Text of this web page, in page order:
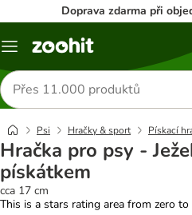
Doprava zdarma při
Menu
Hledat
produkty
Psi Hračky & sport Pískací
Hračka pro psy -
pískátkem
cca 17 cm
This is a stars rating area from zero to